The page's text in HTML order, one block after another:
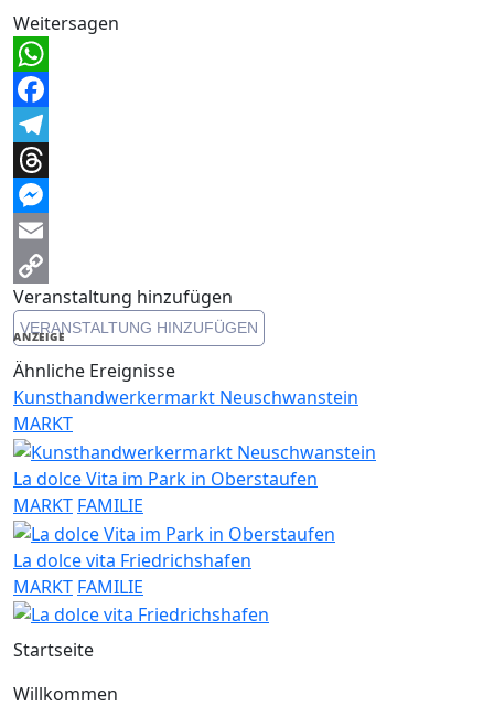
Weitersagen
WhatsApp
Facebook
Telegram
Threads
Messenger
Email
Copy
Link
Veranstaltung hinzufügen
VERANSTALTUNG HINZUFÜGEN
ANZEIGE
Ähnliche Ereignisse
Kunsthandwerkermarkt Neuschwanstein
MARKT
La dolce Vita im Park in Oberstaufen
MARKT FAMILIE
La dolce vita Friedrichshafen
MARKT FAMILIE
Startseite
Willkommen